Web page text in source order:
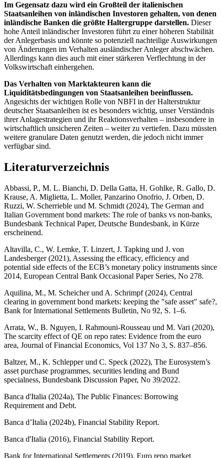
Im Gegensatz dazu wird ein Großteil der italienischen
Staatsanleihen von inländischen Investoren gehalten, von denen
inländische Banken die größte Haltergruppe darstellen. Dieser
hohe Anteil inländischer Investoren führt zu einer höheren Stabilität
der Anlegerbasis und könnte so potenziell nachteilige Auswirkungen
von Änderungen im Verhalten ausländischer Anleger abschwächen.
Allerdings kann dies auch mit einer stärkeren Verflechtung in der
Volkswirtschaft einhergehen.
Das Verhalten von Marktakteuren kann die
Liquiditätsbedingungen von Staatsanleihen beeinflussen.
Angesichts der wichtigen Rolle von NBFI in der Halterstruktur
deutscher Staatsanleihen ist es besonders wichtig, unser Verständnis
ihrer Anlagestrategien und ihr Reaktionsverhalten – insbesondere in
wirtschaftlich unsicheren Zeiten – weiter zu vertiefen. Dazu müssten
weitere granulare Daten genutzt werden, die jedoch nicht immer
verfügbar sind.
Literaturverzeichnis
Abbassi, P., M. L. Bianchi, D. Della Gatta, H. Gohlke, R. Gallo, D.
Krause, A. Miglietta, L. Moller, Panzarino Onofrio, J. Orben, D.
Ruzzi, W. Scherrieble und M. Schmidt (2024), The German and
Italian Government bond markets: The role of banks vs non-banks,
Bundesbank Technical Paper, Deutsche Bundesbank, in Kürze
erscheinend.
Altavilla, C., W. Lemke, T. Linzert, J. Tapking und J. von
Landesberger (2021), Assessing the efficacy, efficiency and
potential side effects of the ECB’s monetary policy instruments since
2014, European Central Bank Occasional Paper Series, No 278.
Aquilina, M., M. Scheicher und A. Schrimpf (2024), Central
clearing in government bond markets: keeping the "safe asset" safe?,
Bank for International Settlements Bulletin, No 92, S. 1–6.
Arrata, W., B. Nguyen, I. Rahmouni-Rousseau und M. Vari (2020),
The scarcity effect ofQE on repo rates: Evidence from the euro
area, Journal of Financial Economics, Vol 137 No 3, S. 837–856.
Baltzer, M., K. Schlepper und C. Speck (2022), The Eurosystem’s
asset purchase programmes, securities lending and Bund
specialness, Bundesbank Discussion Paper, No 39/2022.
Banca d'Italia (2024a), The Public Finances: Borrowing
Requirement and Debt.
Banca d’Italia (2024b), Financial Stability Report.
Banca d'Italia (2016), Financial Stability Report.
Bank for International Settlements (2019), Euro repo market